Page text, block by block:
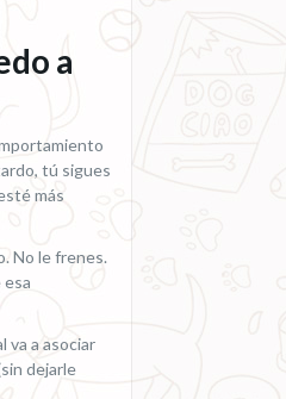
a
tú sigues
más
No le frenes.
va a asociar
dejarle